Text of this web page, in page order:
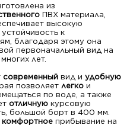
из
ПВХ материала,
высокую
к
благодаря этому она
первоначальный вид на
лет.
современный вид и удобную
позволяет легко и
по воде, а также
отличную курсовую
большой борт в 400 мм.
комфортное прибывание на